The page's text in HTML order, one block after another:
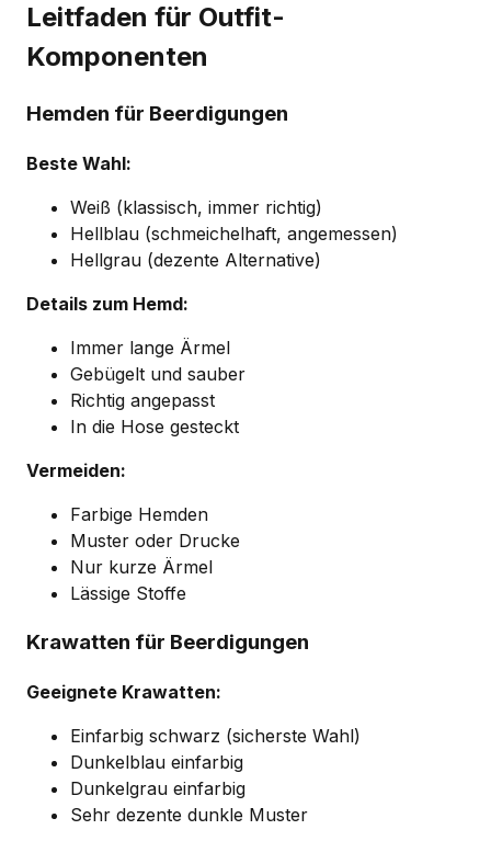
Leitfaden für Outfit-
Komponenten
Hemden für Beerdigungen
Beste Wahl:
Weiß (klassisch, immer richtig)
Hellblau (schmeichelhaft, angemessen)
Hellgrau (dezente Alternative)
Details zum Hemd:
Immer lange Ärmel
Gebügelt und sauber
Richtig angepasst
In die Hose gesteckt
Vermeiden:
Farbige Hemden
Muster oder Drucke
Nur kurze Ärmel
Lässige Stoffe
Krawatten für Beerdigungen
Geeignete Krawatten:
Einfarbig schwarz (sicherste Wahl)
Dunkelblau einfarbig
Dunkelgrau einfarbig
Sehr dezente dunkle Muster